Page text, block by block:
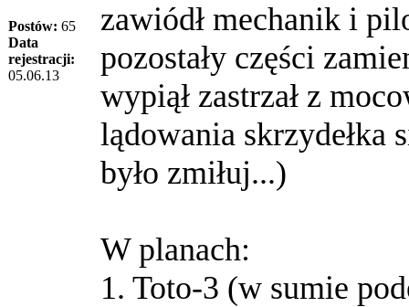
Postów: 65
Data
rejestracji:
05.06.13
zawiódł mechanik i
pozostały części
wypiął zastrzał z
lądowania skrzydełka
było zmiłuj...)
W planach:
1. Toto-3 (w sumie